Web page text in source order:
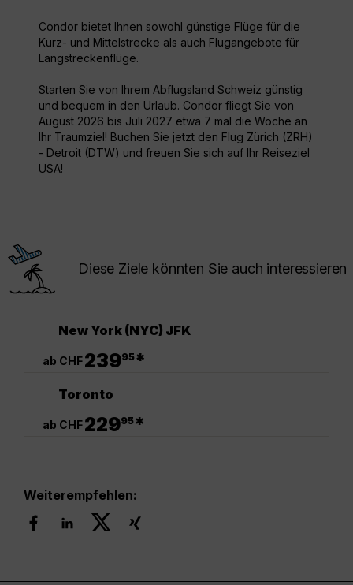
Condor bietet Ihnen sowohl günstige Flüge für die
Kurz- und Mittelstrecke als auch Flugangebote für
Langstreckenflüge.
Starten Sie von Ihrem Abflugsland Schweiz günstig
und bequem in den Urlaub. Condor fliegt Sie von
August 2026 bis Juli 2027 etwa 7 mal die Woche an
Ihr Traumziel! Buchen Sie jetzt den Flug Zürich (ZRH)
- Detroit (DTW) und freuen Sie sich auf Ihr Reiseziel
USA!
Diese Ziele könnten Sie auch interessieren
New York (NYC) JFK
ab CHF23995*
Toronto
ab CHF22995*
Weiterempfehlen: